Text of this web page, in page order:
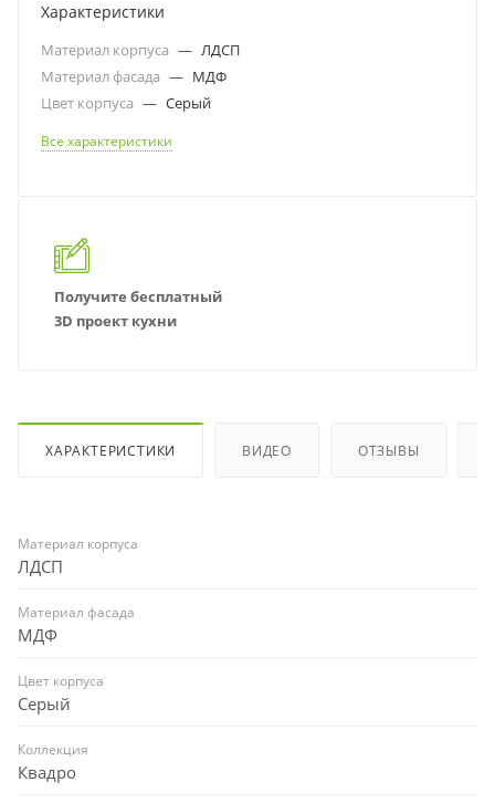
Характеристики
Материал корпуса — ЛДСП
Материал фасада — МДФ
Цвет корпуса — Серый
Все характеристики
Получите бесплатный
3D проект кухни
ХАРАКТЕРИСТИКИ ВИДЕО ОТЗЫВЫ
Материал корпуса
ЛДСП
Материал фасада
МДФ
Цвет корпуса
Серый
Коллекция
Квадро